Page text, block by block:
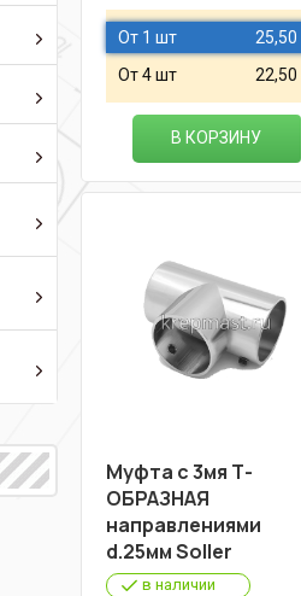
От 1 шт 25,50
От 4 шт 22,50
В КОРЗИНУ
Муфта с 3мя Т-
ОБРАЗНАЯ
направлениями
d.25мм Soller
в наличии